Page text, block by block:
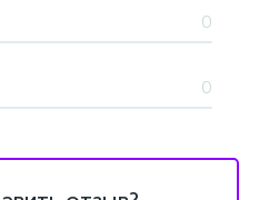
0
0